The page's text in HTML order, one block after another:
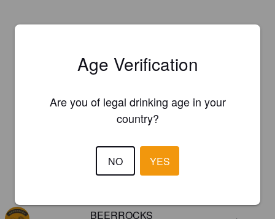
BEERROCKS
Age Verification
Are you of legal drinking age in your
country?
NO YES